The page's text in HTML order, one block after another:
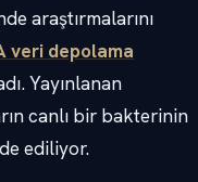
araştırmalarını
veri depolama
Yayınlanan
canlı bir bakterinin
ediliyor.